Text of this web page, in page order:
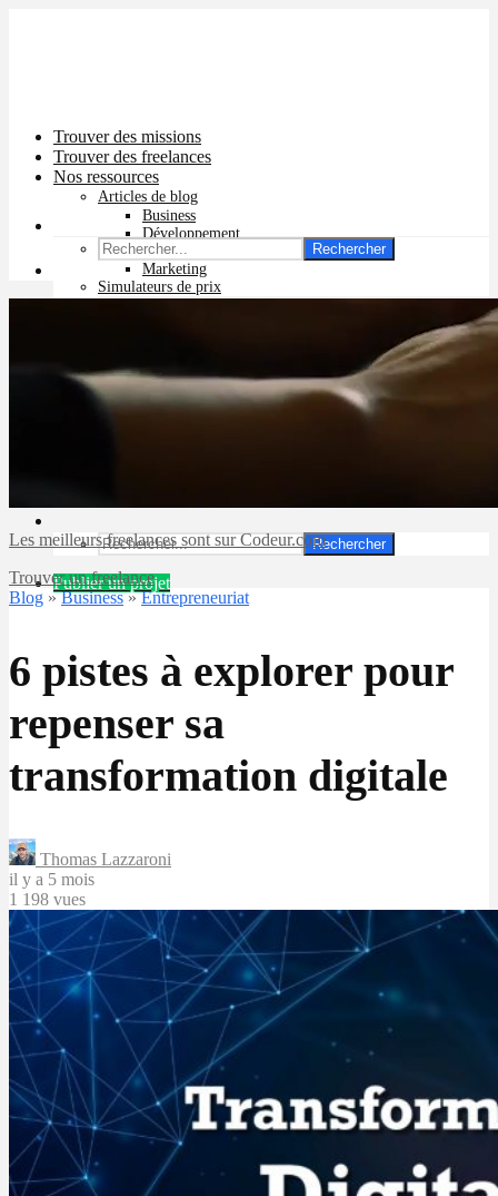
Trouver des missions
Trouver des freelances
Nos ressources
Articles de blog
Business
Développement
Graphisme
Marketing
Simulateurs de prix
Prix pub Instagram
Prix logiciel
Prix chatbot
Rechercher
Publier un projet
Rechercher
Les meilleurs freelances sont sur Codeur.com
Trouver un freelance
Blog »Business»Entrepreneuriat
6 pistes à explorer pour
repenser sa
transformation digitale
Thomas Lazzaroni
il y a 5 mois
1 198 vues